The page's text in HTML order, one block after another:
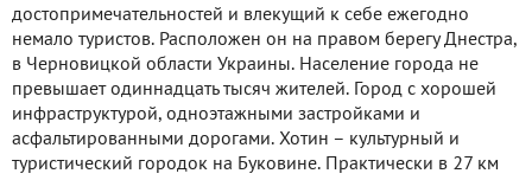
достопримечательностей и влекущий к себе ежегодно
немало туристов. Расположен он на правом берегу Днестра,
в Черновицкой области Украины. Население города не
превышает одиннадцать тысяч жителей. Город с хорошей
инфраструктурой, одноэтажными застройками и
асфальтированными дорогами. Хотин – культурный и
туристический городок на Буковине. Практически в 27 км